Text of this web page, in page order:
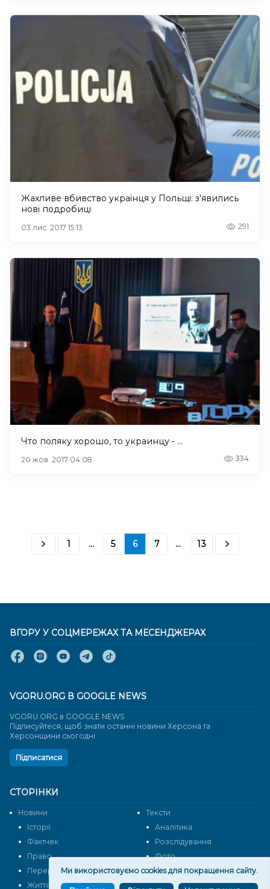
Жахливе вбивство українця у Польщі: з'явились
нові подробиці
03 лис. 2017 15:13 291
Что поляку хорошо, то украинцу - …
20 жов. 2017 04:08 334
1 ... 5 6 7 ... 13
СТОРІНКИ
Новини
Тексти
Історії
Аналітика
Фактчек
Розслідування
Право
Фото
Перерва на каву
Промо
Життя
Блоги
ВГОРУ У СОЦМЕРЕЖАХ ТА МЕСЕНДЖЕРАХ
VGORU.ORG В GOOGLE NEWS
VGORU.ORG в GOOGLE NEWS
Підписуйтеся, щоб знати останні новини Херсона та
Херсонщини сьогодні
Підписатися
Ми використовуємо cookies для покращення сайту.